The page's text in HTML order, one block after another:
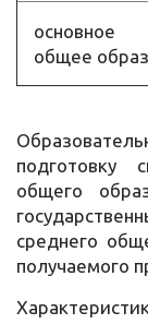
основное
общее
подготовку
общего
среднего
получаемого